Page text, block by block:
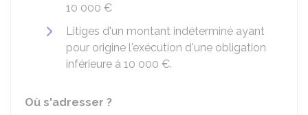
10 000 €
Litiges d'un montant indéterminé ayant
pour origine l'exécution d'une obligation
inférieure à 10 000 €.
Où s'adresser ?